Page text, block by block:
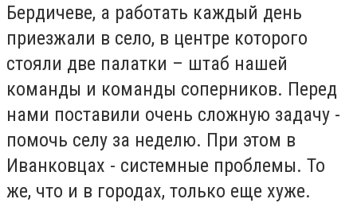
Бердичеве, а работать каждый день
приезжали в село, в центре которого
стояли две палатки – штаб нашей
команды и команды соперников. Перед
нами поставили очень сложную задачу -
помочь селу за неделю. При этом в
Иванковцах - системные проблемы. То
же, что и в городах, только еще хуже.